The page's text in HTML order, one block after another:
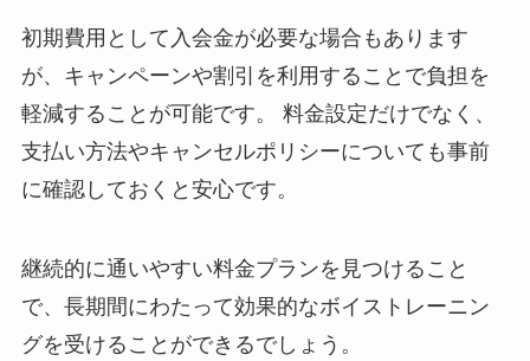
初期費用として入会金が必要な場合もあります
が、キャンペーンや割引を利用することで負担を
軽減することが可能です。 料金設定だけでなく、
支払い方法やキャンセルポリシーについても事前
に確認しておくと安心です。
継続的に通いやすい料金プランを見つけること
で、長期間にわたって効果的なボイストレーニン
グを受けることができるでしょう。